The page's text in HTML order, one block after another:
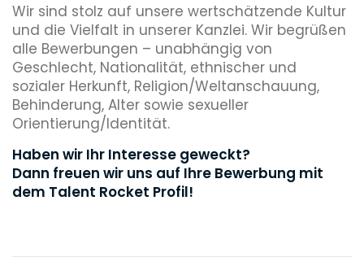
Wir sind stolz auf unsere wertschätzende Kultur
und die Vielfalt in unserer Kanzlei. Wir begrüßen
alle Bewerbungen – unabhängig von
Geschlecht, Nationalität, ethnischer und
sozialer Herkunft, Religion/Weltanschauung,
Behinderung, Alter sowie sexueller
Orientierung/Identität.
Haben wir Ihr Interesse geweckt?
Dann freuen wir uns auf Ihre Bewerbung mit
dem Talent Rocket Profil!